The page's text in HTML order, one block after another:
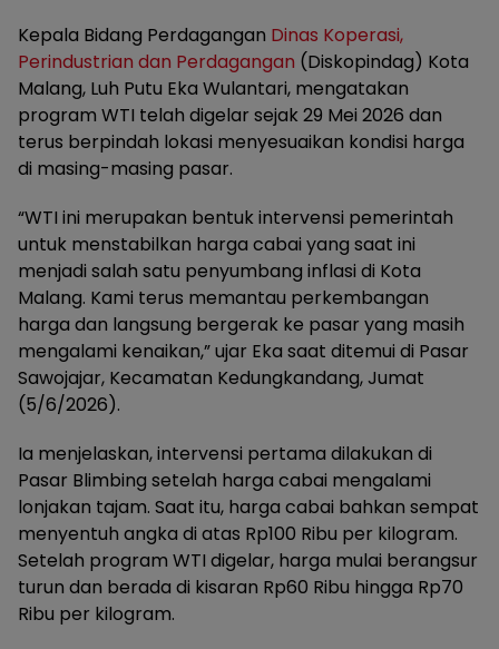
Kepala Bidang Perdagangan Dinas Koperasi,
Perindustrian dan Perdagangan (Diskopindag) Kota
Malang, Luh Putu Eka Wulantari, mengatakan
program WTI telah digelar sejak 29 Mei 2026 dan
terus berpindah lokasi menyesuaikan kondisi harga
di masing-masing pasar.
“WTI ini merupakan bentuk intervensi pemerintah
untuk menstabilkan harga cabai yang saat ini
menjadi salah satu penyumbang inflasi di Kota
Malang. Kami terus memantau perkembangan
harga dan langsung bergerak ke pasar yang masih
mengalami kenaikan,” ujar Eka saat ditemui di Pasar
Sawojajar, Kecamatan Kedungkandang, Jumat
(5/6/2026).
Ia menjelaskan, intervensi pertama dilakukan di
Pasar Blimbing setelah harga cabai mengalami
lonjakan tajam. Saat itu, harga cabai bahkan sempat
menyentuh angka di atas Rp100 Ribu per kilogram.
Setelah program WTI digelar, harga mulai berangsur
turun dan berada di kisaran Rp60 Ribu hingga Rp70
Ribu per kilogram.